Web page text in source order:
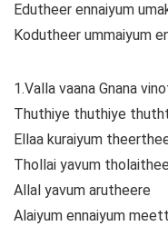
Edutheer ennaiyum
Kodutheer ummaiyum
1.Valla vaana Gnana
Thuthiye thuthiye
Ellaa kuraiyum
Thollai yavum
Allal yavum arutheere
Alaiyum ennaiyum